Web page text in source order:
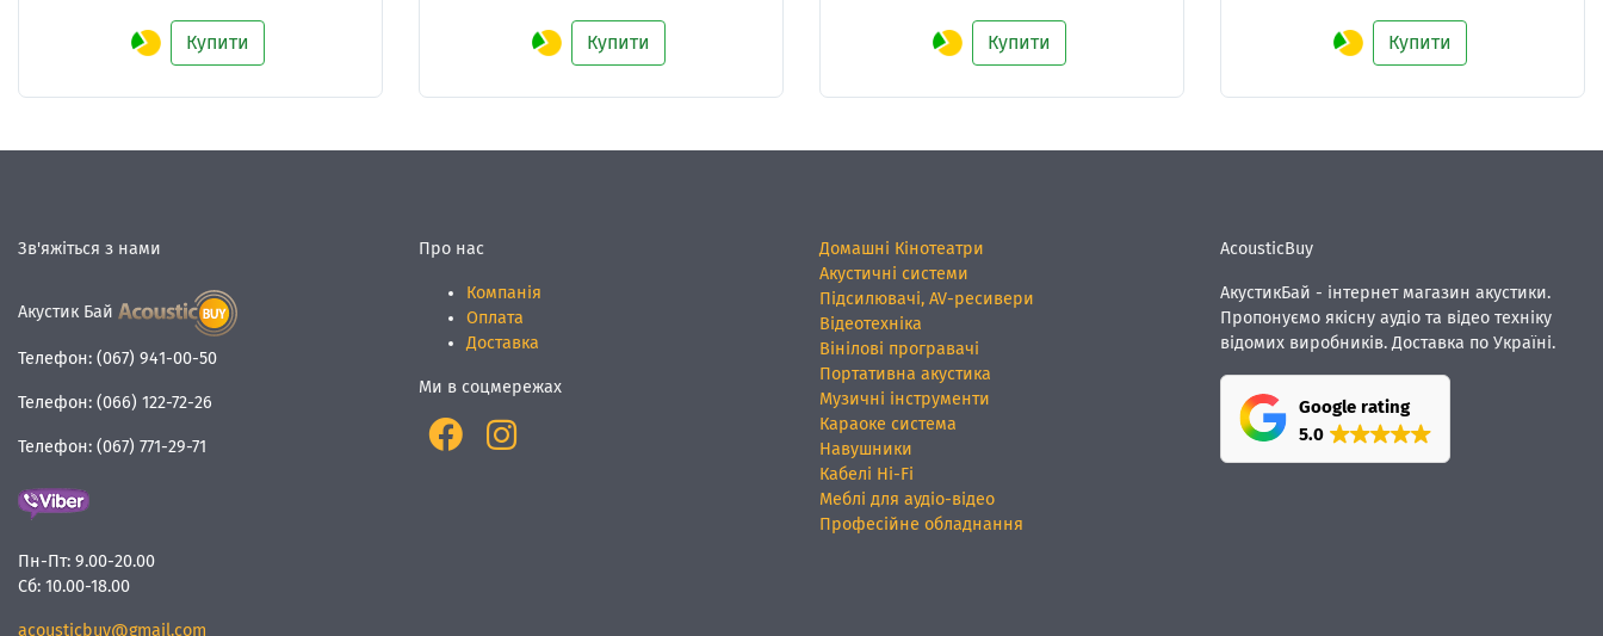
Купити Купити Купити Купити
Зв'яжіться з нами
Акустик Бай
Телефон: (067) 941-00-50
Телефон: (066) 122-72-26
Телефон: (067) 771-29-71
Пн-Пт: 9.00-20.00
Сб: 10.00-18.00
acousticbuy@gmail.com
Про нас
Компанія
Оплата
Доставка
Ми в соцмережах
Домашні Кінотеатри
Акустичні системи
Підсилювачі, AV-ресивери
Відеотехніка
Вінілові програвачі
Портативна акустика
Музичні інструменти
Караоке система
Навушники
Кабелі Hi-Fi
Меблі для аудіо-відео
Професійне обладнання
AcousticBuy
АкустикБай - інтернет магазин акустики.
Пропонуємо якісну аудіо та відео техніку
відомих виробників. Доставка по Україні.
Google rating
5.0